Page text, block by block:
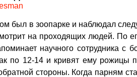
был в зоопарке и наблюдал
на проходящих людей. По
научного сотрудника с
по 12-14 и кривят ему рожицы
стороны. Когда парням